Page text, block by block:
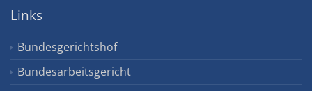
Links
Bundesgerichtshof
Bundesarbeitsgericht